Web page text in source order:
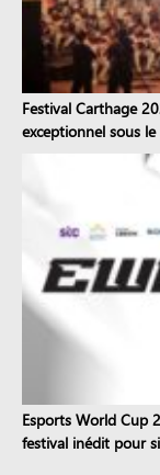
Festival Carthage
exceptionnel sous
Esports World Cup
festival inédit pour